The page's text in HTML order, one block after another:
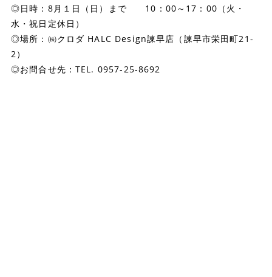
◎日時：8月１日（日）まで 10：00～17：00（火・
水・祝日定休日）
◎場所：㈱クロダ HALC Design諫早店（諫早市栄田町21-
2）
◎お問合せ先：TEL. 0957-25-8692